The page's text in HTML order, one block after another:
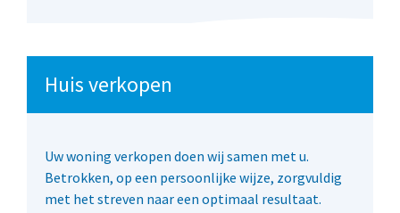
Huis verkopen
Uw woning verkopen doen wij samen met u.
Betrokken, op een persoonlijke wijze, zorgvuldig
met het streven naar een optimaal resultaat.